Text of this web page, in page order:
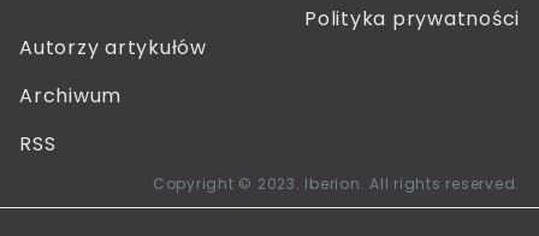
Polityka prywatności
Autorzy artykułów
Archiwum
RSS
Copyright © 2023. Iberion. All rights reserved.